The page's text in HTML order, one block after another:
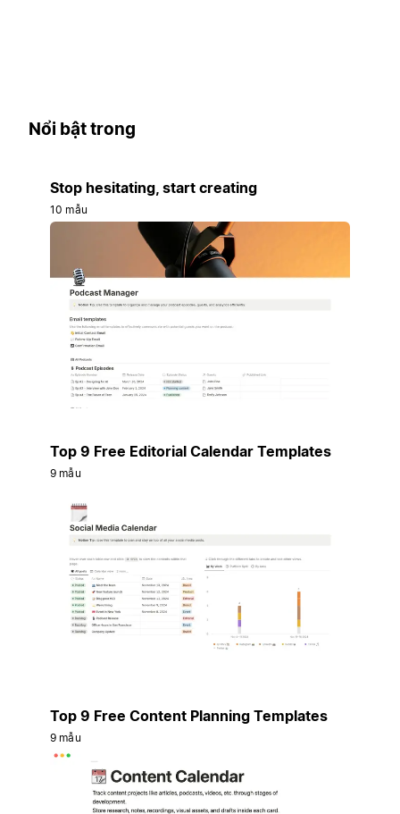
Nổi bật trong
Stop hesitating, start creating
10 mẫu
Top 9 Free Editorial Calendar Templates
9 mẫu
Top 9 Free Content Planning Templates
9 mẫu